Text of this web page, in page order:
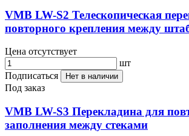
VMB LW-S2 Телескопическая
повторного крепления между
Цена отсутствует
шт
Подписаться
Нет в наличии
Под заказ
VMB LW-S3 Перекладина для
заполнения между стеками